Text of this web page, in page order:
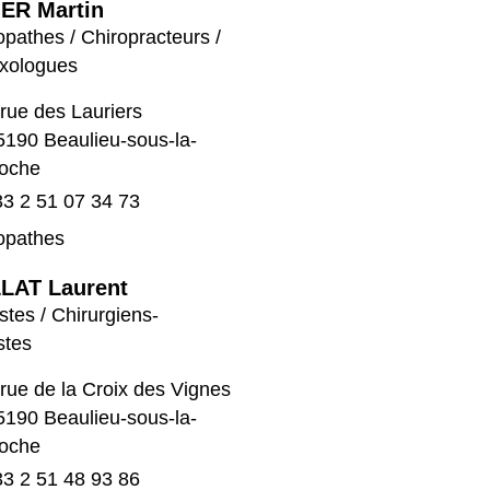
Martin
/ Chiropracteurs /
des Lauriers
Beaulieu-sous-la-
2 51 07 34 73
Laurent
/ Chirurgiens-
de la Croix des Vignes
Beaulieu-sous-la-
2 51 48 93 86